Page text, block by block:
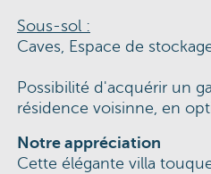
Sous-sol :
Caves, Espace de
Possibilité d'acquérir un
résidence voisinne, en
Notre appréciation
Cette élégante villa